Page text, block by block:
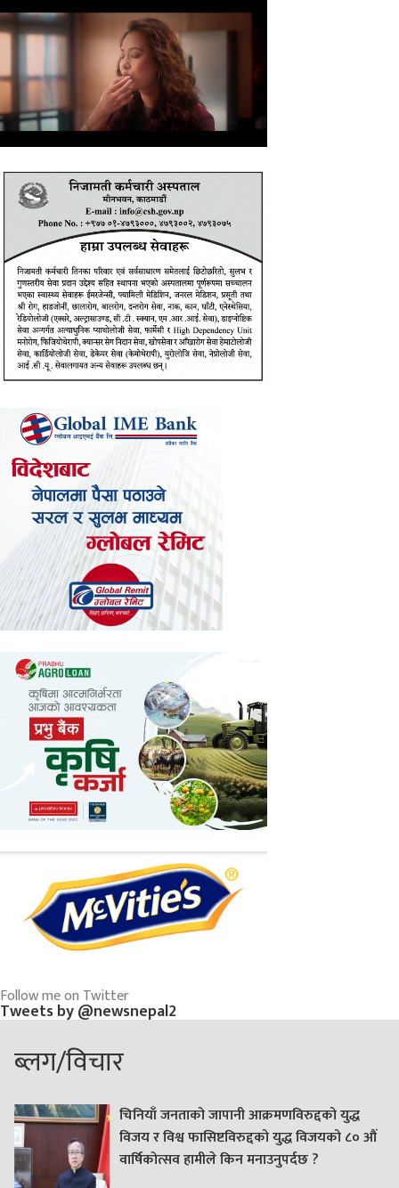
Follow me on Twitter
Tweets by @newsnepal2
ब्लग/विचार
चिनियाँ जनताको जापानी आक्रमणविरुद्दको युद्ध
विजय र विश्व फासिष्टविरुद्दको युद्ध विजयको ८० औं
वार्षिकोत्सव हामीले किन मनाउनुपर्दछ ?